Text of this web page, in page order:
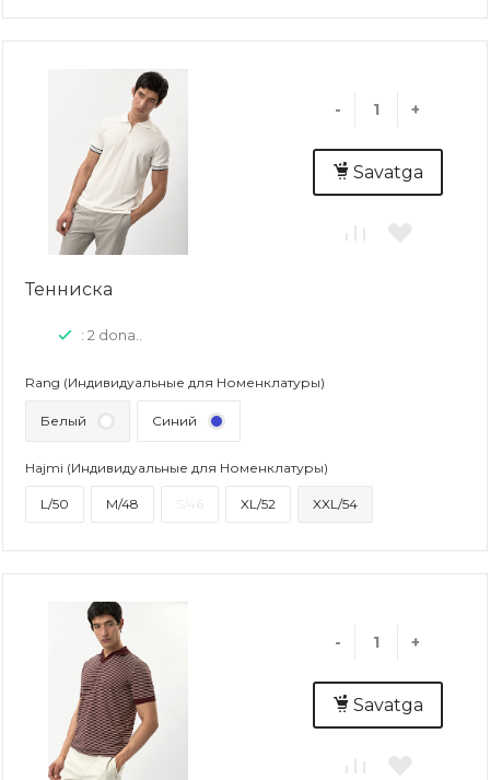
- +
Savatga
Тенниска
: 2 dona..
Rang (Индивидуальные для Номенклатуры)
Белый Синий
Hajmi (Индивидуальные для Номенклатуры)
L/50 M/48 XL/52 XXL/54
- +
Savatga